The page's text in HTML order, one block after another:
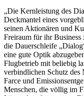
„Die Kernleistung des
Deckmantel eines
seinen Aktionären und
Freiraum für ihr Business
die Dauerschleife
eine gute Optik
Flugbetrieb mit beliebig
verbindlichen Schutz des
Farce und
Menschen, die völlig im